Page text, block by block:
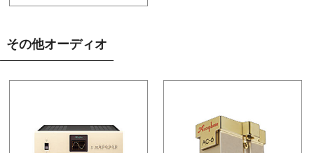
その他オーディオ